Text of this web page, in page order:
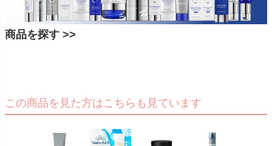
商品を探す >>
この商品を見た方はこちらも見ています